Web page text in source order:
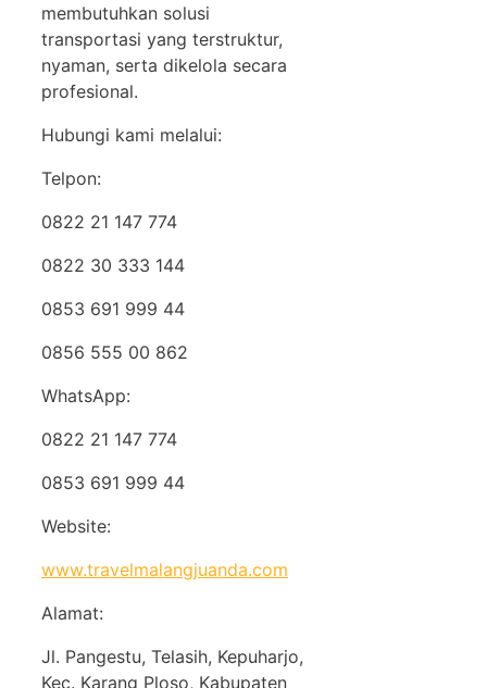
membutuhkan solusi
transportasi yang terstruktur,
nyaman, serta dikelola secara
profesional.
Hubungi kami melalui:
Telpon:
0822 21 147 774
0822 30 333 144
0853 691 999 44
0856 555 00 862
WhatsApp:
0822 21 147 774
0853 691 999 44
Website:
www.travelmalangjuanda.com
Alamat:
Jl. Pangestu, Telasih, Kepuharjo,
Kec. Karang Ploso, Kabupaten